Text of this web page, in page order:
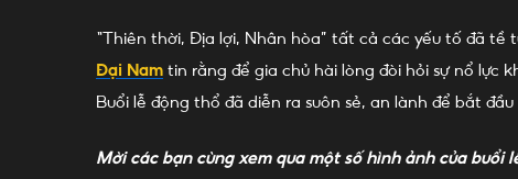
“Thiên thời, Địa lợi, Nhân hòa” tất cả các yếu tố đã tề
Đại Nam tin rằng để gia chủ hài lòng đòi hỏi sự nổ lực
Buổi lễ động thổ đã diễn ra suôn sẻ, an lành để bắt
Mời các bạn cùng xem qua một số hình ảnh của buổi